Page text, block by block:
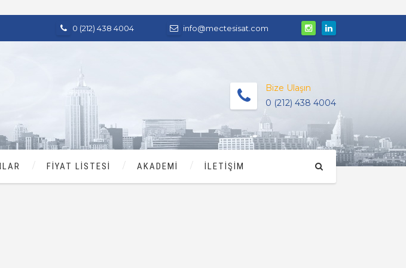
0 (212) 438 4004 info@mectesisat.com
Bize Ulaşın
0 (212) 438 4004
FİYAT LİSTESİ AKADEMİ İLETİŞİM